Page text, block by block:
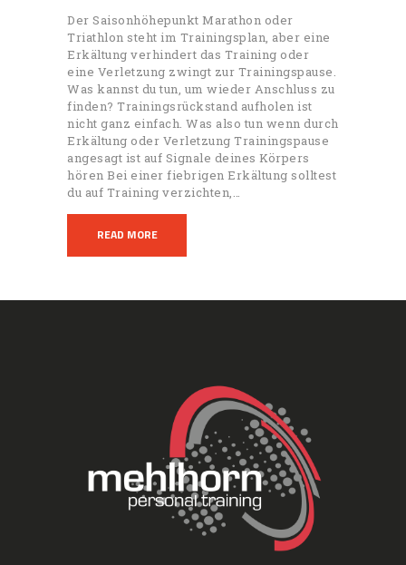
Der Saisonhöhepunkt Marathon oder
Triathlon steht im Trainingsplan, aber eine
Erkältung verhindert das Training oder
eine Verletzung zwingt zur Trainingspause.
Was kannst du tun, um wieder Anschluss zu
finden? Trainingsrückstand aufholen ist
nicht ganz einfach. Was also tun wenn durch
Erkältung oder Verletzung Trainingspause
angesagt ist auf Signale deines Körpers
hören Bei einer fiebrigen Erkältung solltest
du auf Training verzichten,…
READ MORE